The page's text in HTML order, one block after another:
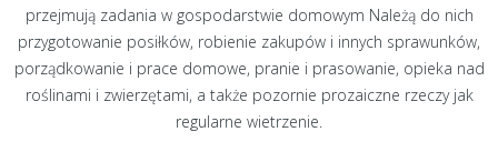
przejmują zadania w gospodarstwie domowym Należą do nich
przygotowanie posiłków, robienie zakupów i innych sprawunków,
porządkowanie i prace domowe, pranie i prasowanie, opieka nad
roślinami i zwierzętami, a także pozornie prozaiczne rzeczy jak
regularne wietrzenie.